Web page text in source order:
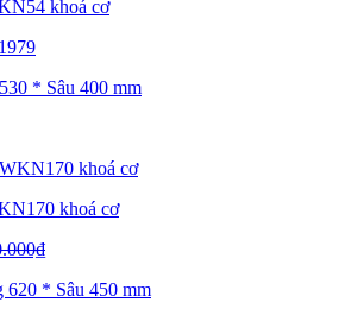
khoá cơ
* Sâu 400 mm
khoá cơ
620 * Sâu 450 mm